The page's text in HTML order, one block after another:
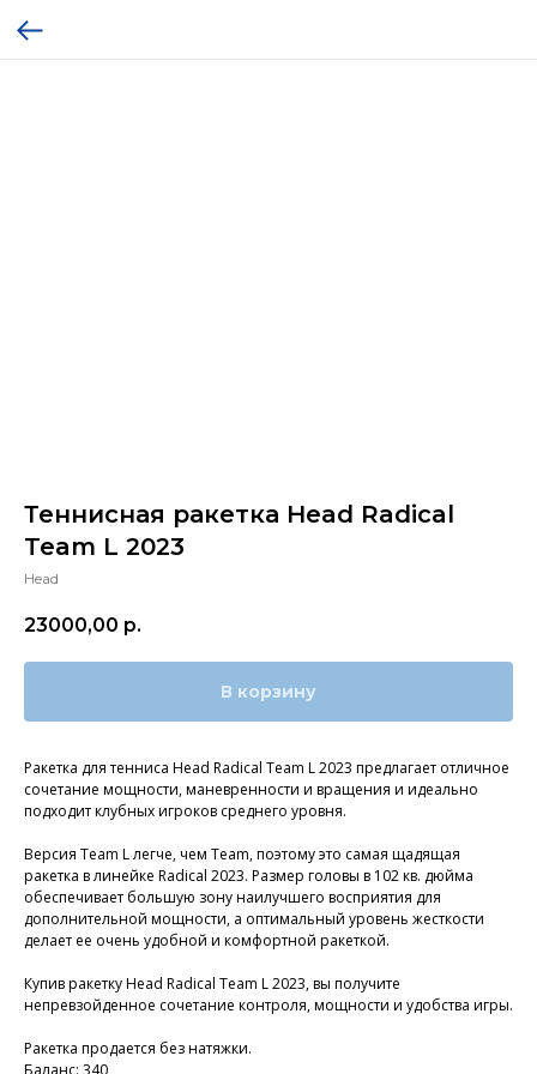
Теннисная ракетка Head Radical
Team L 2023
Head
23000,00 р.
В корзину
Ракетка для тенниса Head Radical Team L 2023 предлагает отличное
сочетание мощности, маневренности и вращения и идеально
подходит клубных игроков среднего уровня.
Версия Team L легче, чем Team, поэтому это самая щадящая
ракетка в линейке Radical 2023. Размер головы в 102 кв. дюйма
обеспечивает большую зону наилучшего восприятия для
дополнительной мощности, а оптимальный уровень жесткости
делает ее очень удобной и комфортной ракеткой.
Купив ракетку Head Radical Team L 2023, вы получите
непревзойденное сочетание контроля, мощности и удобства игры.
Ракетка продается без натяжки.